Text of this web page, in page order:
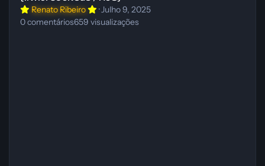
Renato Ribeiro ·Julho 9, 2025
0comentários659 visualizações